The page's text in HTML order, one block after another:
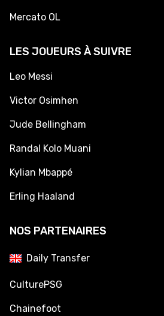
Mercato OL
LES JOUEURS À SUIVRE
Leo Messi
Victor Osimhen
Jude Bellingham
Randal Kolo Muani
Kylian Mbappé
Erling Haaland
NOS PARTENAIRES
Daily Transfer
CulturePSG
Chainefoot